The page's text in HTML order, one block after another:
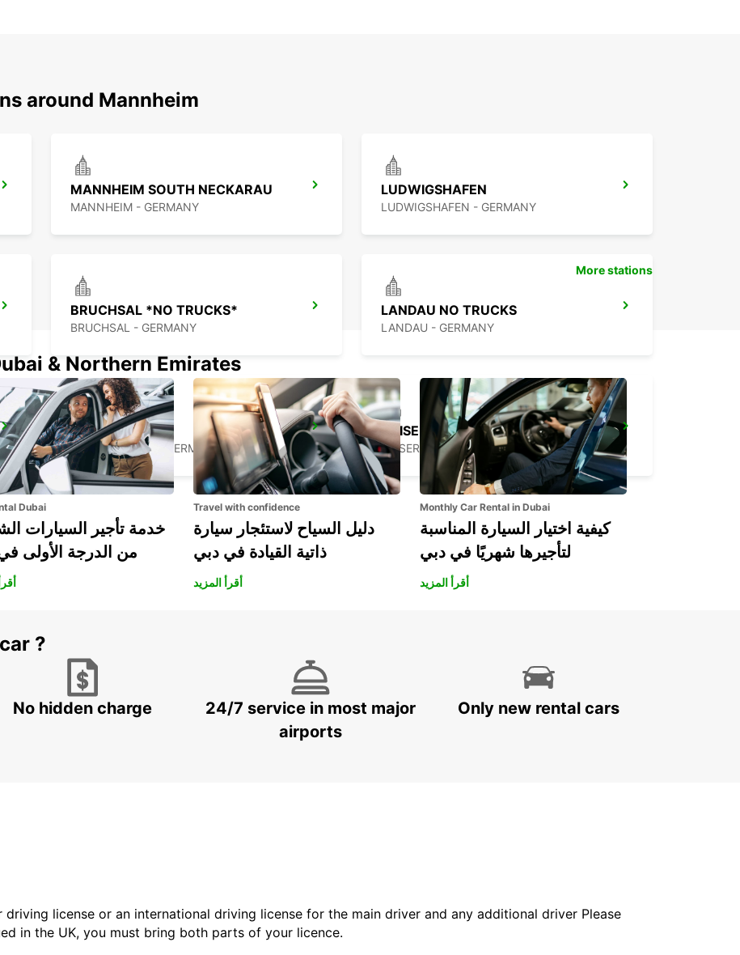
around Mannheim
MANNHEIM SOUTH NECKARAU
MANNHEIM - GERMANY
LUDWIGSHAFEN
LUDWIGSHAFEN - GERMANY
BRUCHSAL *NO TRUCKS*
BRUCHSAL - GERMANY
LANDAU NO TRUCKS
LANDAU - GERMANY
RUESSELSHEIM
RUESSELSHEIM - GERMANY
KAISERSLAUTERN
KAISERSLAUTERN - GERMANY
More stations
& Northern Emirates
Dubai
خدمة تأجير السيارات
من الدرجة الأولى
Travel with confidence
دليل السياح لاستئجار سيارة
ذاتية القيادة في دبي
أقرأ المزيد
Monthly Car Rental in Dubai
كيفية اختيار السيارة المناسبة
لتأجيرها شهريًا في دبي
أقرأ المزيد
?
No hidden charge
24/7 service in most major
airports
Only new rental cars
license or an international driving license for the main driver and any additional driver Please
in the UK, you must bring both parts of your licence.